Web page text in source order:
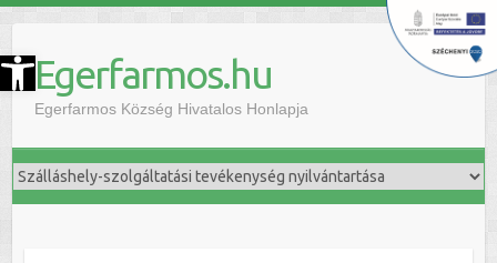
Eszköztár megnyitása Egerfarmos.hu
Egerfarmos Község Hivatalos Honlapja